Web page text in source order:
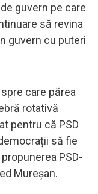
guvern pe care
să revina
guvern cu puteri
care părea
rotativă
pentru că PSD
să fie
PSD-
Mureșan.